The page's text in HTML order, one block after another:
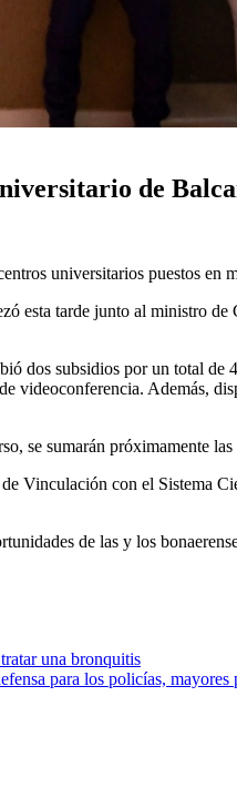
de
universitarios puestos en
esta tarde junto al ministro
dos subsidios por un total
videoconferencia. Además,
se sumarán
Vinculación con el Sistema
de las y los
una bronquitis
para los policías,